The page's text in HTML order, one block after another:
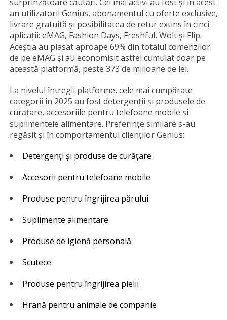
an utilizatorii Genius, abonamentul cu oferte exclusive,
livrare gratuită și posibilitatea de retur extins în cinci
aplicații: eMAG, Fashion Days, Freshful, Wolt și Flip.
Aceștia au plasat aproape 69% din totalul comenzilor
de pe eMAG și au economisit astfel cumulat doar pe
această platformă, peste 373 de milioane de lei.
La nivelul întregii platforme, cele mai cumpărate
categorii în 2025 au fost detergenții și produsele de
curățare, accesoriile pentru telefoane mobile și
suplimentele alimentare. Preferințe similare s-au
regăsit și în comportamentul clienților Genius:
Detergenți și produse de curățare
Accesorii pentru telefoane mobile
Produse pentru îngrijirea părului
Suplimente alimentare
Produse de igienă personală
Scutece
Produse pentru îngrijirea pielii
Hrană pentru animale de companie